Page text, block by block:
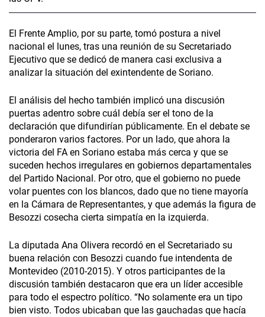
El Frente Amplio, por su parte, tomó postura a nivel
nacional el lunes, tras una reunión de su Secretariado
Ejecutivo que se dedicó de manera casi exclusiva a
analizar la situación del exintendente de Soriano.
El análisis del hecho también implicó una discusión
puertas adentro sobre cuál debía ser el tono de la
declaración que difundirían públicamente. En el debate se
ponderaron varios factores. Por un lado, que ahora la
victoria del FA en Soriano estaba más cerca y que se
suceden hechos irregulares en gobiernos departamentales
del Partido Nacional. Por otro, que el gobierno no puede
volar puentes con los blancos, dado que no tiene mayoría
en la Cámara de Representantes, y que además la figura de
Besozzi cosecha cierta simpatía en la izquierda.
La diputada Ana Olivera recordó en el Secretariado su
buena relación con Besozzi cuando fue intendenta de
Montevideo (2010-2015). Y otros participantes de la
discusión también destacaron que era un líder accesible
para todo el espectro político. “No solamente era un tipo
bien visto. Todos ubicaban que las gauchadas que hacía